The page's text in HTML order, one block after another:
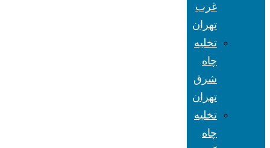
غرب
تهران
تخلیه
چاه
شرق
تهران
تخلیه
چاه